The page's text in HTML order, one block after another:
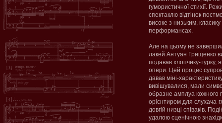
гумористичної стихії.
спектаклю відтінок
високе з низьким,
перформансах.
Але на цьому не
лакей Антуан Грищенко
подавав хлопчику-турку,
опери. Цей процес
давав міні-
вивішувалися, мали
образне амплуа кожного
орієнтиром для слухача-
довгій низці співаків.
удалою сценічною